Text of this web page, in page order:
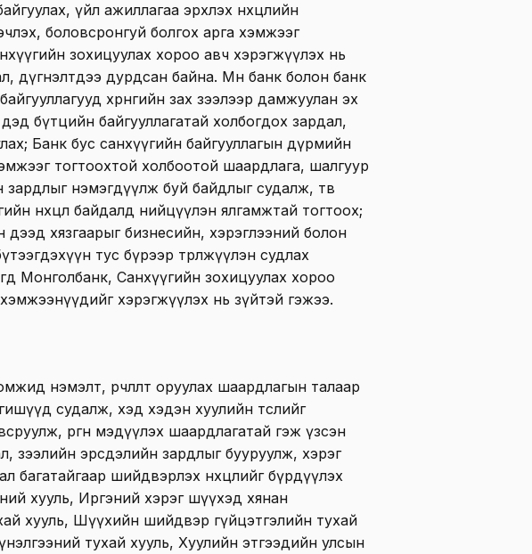
үйл ажиллагаа эрхлэх нөхцөлийн
боловсронгуй болгох арга хэмжээг
зохицуулах хороо авч хэрэгжүүлэх нь
дүгнэлтдээ дурдсан байна. Мөн банк болон банк
хөрөнгийн зах зээлээр дамжуулан эх
бүтцийн байгууллагатай холбогдох зардал,
Банк бус санхүүгийн байгууллагын дүрмийн
тогтоохтой холбоотой шаардлага, шалгуур
зардлыг нэмэгдүүлж буй байдлыг судалж, төв
нөхцөл байдалд нийцүүлэн ялгамжтай тогтоох;
дээд хязгаарыг бизнесийн, хэрэглээний болон
тус бүрээр төрөлжүүлэн судлах
Монголбанк, Санхүүгийн зохицуулах хороо
хэрэгжүүлэх нь зүйтэй гэжээ.
нэмэлт, өөрчлөлт оруулах шаардлагын талаар
судалж, хэд хэдэн хуулийн төслийг
өргөн мэдүүлэх шаардлагатай гэж үзсэн
зээлийн эрсдэлийн зардлыг бууруулж, хэрэг
багатайгаар шийдвэрлэх нөхцөлийг бүрдүүлэх
хууль, Иргэний хэрэг шүүхэд хянан
хууль, Шүүхийн шийдвэр гүйцэтгэлийн тухай
үнэлгээний тухай хууль, Хуулийн этгээдийн улсын